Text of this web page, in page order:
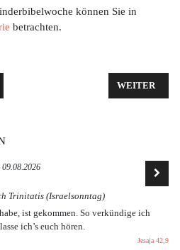
können Sie in
betrachten.
BEITRAG: KINDERBIBELWOCHE
NÄCHSTER
WEITER
09.08.2026
Trinitatis (Israelsonntag)
ist gekommen. So verkündige ich
ich’s euch hören.
Jesaja 42,9